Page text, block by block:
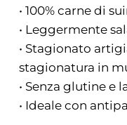
• 100% carne di
• Leggermente
• Stagionato
stagionatura in
• Senza glutine e
• Ideale con